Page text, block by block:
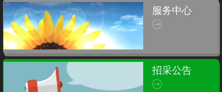
服务中心
招采公告